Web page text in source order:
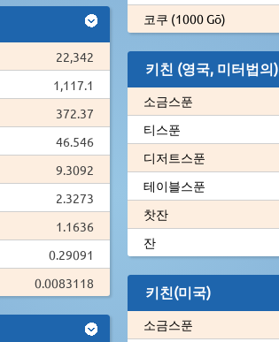
22,342
1,117.1
372.37
46.546
9.3092
2.3273
1.1636
0.29091
0.0083118
코쿠 (1000 Gō)
키친 (영국, 미터법의)
소금스푼
티스푼
디저트스푼
테이블스푼
찻잔
잔
키친(미국)
소금스푼